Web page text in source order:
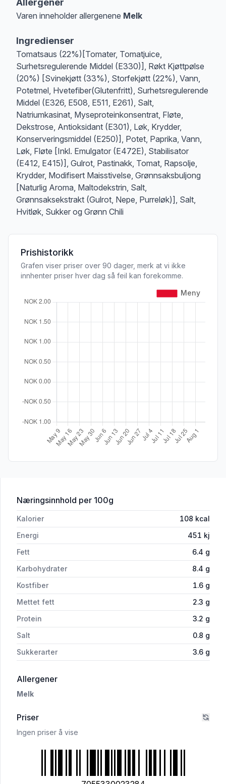
Allergener
Varen inneholder allergenene Melk
Ingredienser
Tomatsaus (22%)[Tomater, Tomatjuice,
Surhetsregulerende Middel (E330)], Røkt Kjøttpølse
(20%) [Svinekjøtt (33%), Storfekjøtt (22%), Vann,
Potetmel, Hvetefiber(Glutenfritt), Surhetsregulerende
Middel (E326, E508, E511, E261), Salt,
Natriumkasinat, Myseproteinkonsentrat, Fløte,
Dekstrose, Antioksidant (E301), Løk, Krydder,
Konserveringsmiddel (E250)], Potet, Paprika, Vann,
Løk, Fløte [Inkl. Emulgator (E472E), Stabilisator
(E412, E415)], Gulrot, Pastinakk, Tomat, Rapsolje,
Krydder, Modifisert Maisstivelse, Grønnsaksbuljong
[Naturlig Aroma, Maltodekstrin, Salt,
Grønnsaksekstrakt (Gulrot, Nepe, Purreløk)], Salt,
Hvitløk, Sukker og Grønn Chili
Prishistorikk
Grafen viser priser over 90 dager, merk at vi ikke
innhenter priser hver dag så feil kan forekomme.
Næringsinnhold for 'Pølsegryte 800g Meny'
per 100g
Kalorier 108 kcal
Energi
451 kj
Fett
6.4 g
Karbohydrater
8.4 g
Kostfiber
1.6 g
Mettet fett
2.3 g
Protein
3.2 g
Salt
0.8 g
Sukkerarter
3.6 g
Allergeneri 'Pølsegryte 800g Meny'
Melk
Priser
Ingen priser å vise